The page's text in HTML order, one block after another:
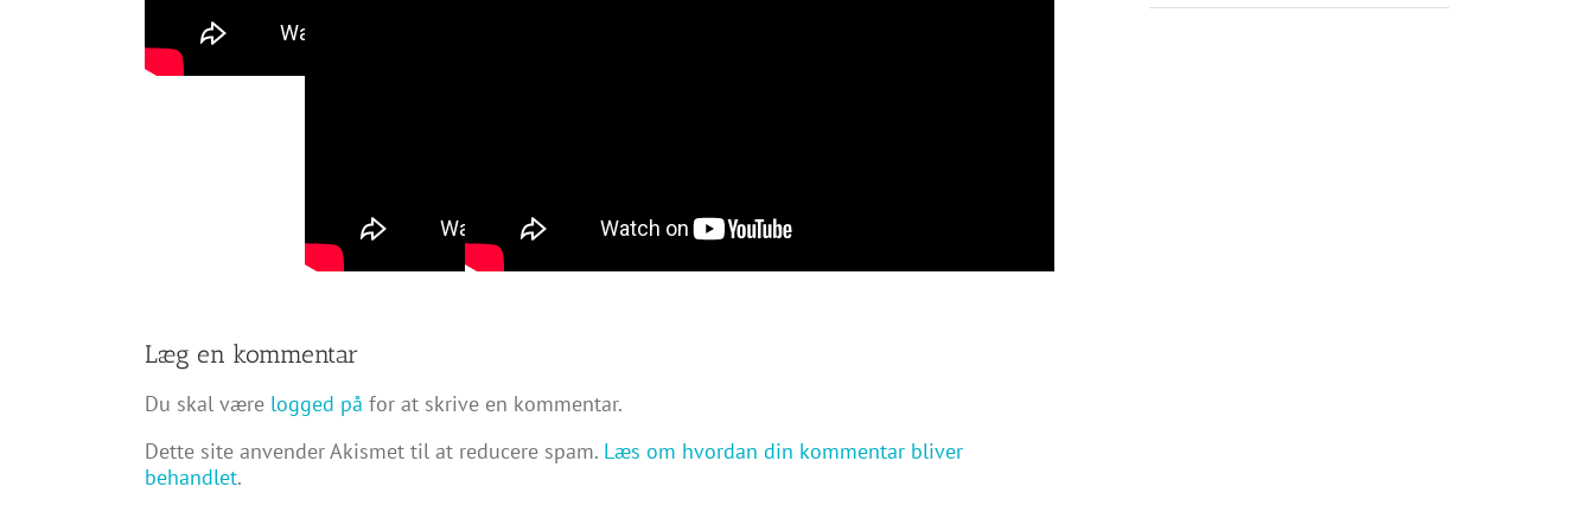
Læg en kommentar
Du skal være logged på for at skrive en kommentar.
Dette site anvender Akismet til at reducere spam. Læs om hvordan din kommentar bliver
behandlet.